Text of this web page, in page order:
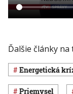
Ďalšie články na
energetická
priemysel